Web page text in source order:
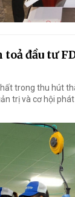
đầu tư
trong thu hút
trị và cơ hội